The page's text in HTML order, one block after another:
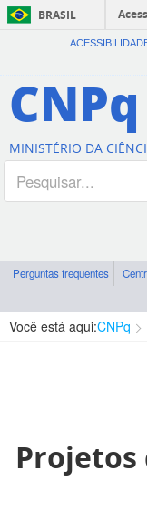
BRASIL
CNPq
MINISTÉRIO DA
Perguntas frequentes
Você está aqui:CNPq
Projetos